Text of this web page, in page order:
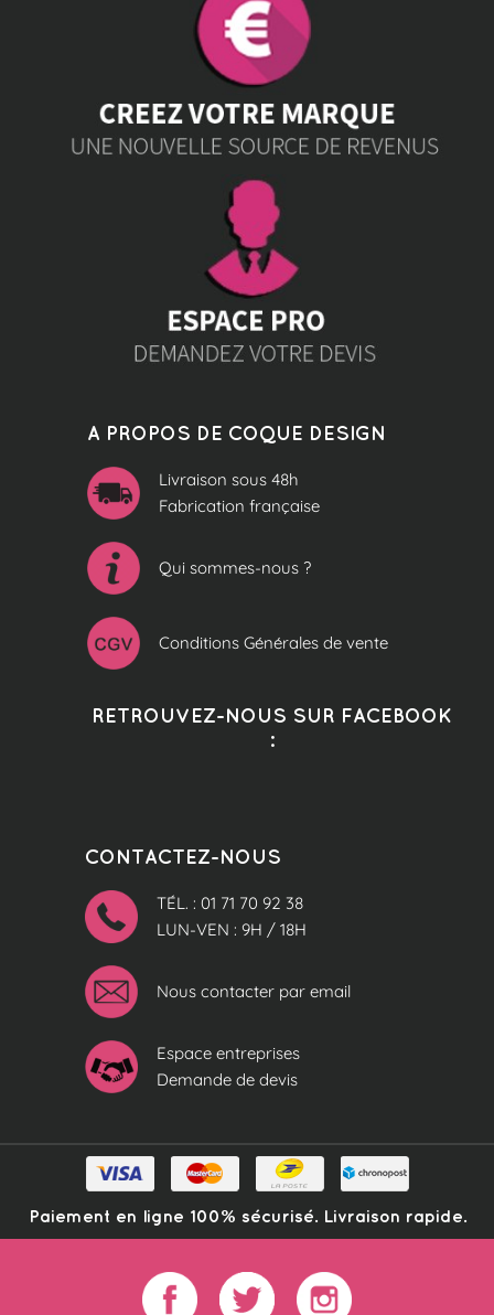
A PROPOS DE COQUE DESIGN
Livraison sous 48h
Fabrication française
Qui sommes-nous ?
Conditions Générales de vente
RETROUVEZ-NOUS SUR FACEBOOK
:
CONTACTEZ-NOUS
TÉL. : 01 71 70 92 38
LUN-VEN : 9H / 18H
Nous contacter par email
Espace entreprises
Demande de devis
Paiement en ligne 100% sécurisé. Livraison rapide.